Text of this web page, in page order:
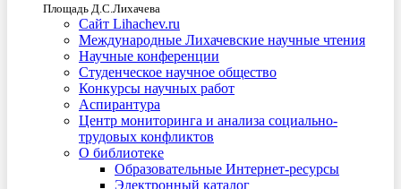
Площадь Д.С.Лихачева
Сайт Lihachev.ru
Международные Лихачевские научные чтения
Научные конференции
Студенческое научное общество
Конкурсы научных работ
Аспирантура
Центр мониторинга и анализа социально-
трудовых конфликтов
О библиотеке
Образовательные Интернет-ресурсы
Электронный каталог